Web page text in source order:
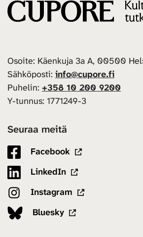
Osoite: Käenkuja 3a A, 00500
Sähköposti: info@cupore.fi
Puhelin: +358 10 200 9200
Y-tunnus: 1771249-3
Seuraa meitä
Facebook
LinkedIn
Instagram
Bluesky